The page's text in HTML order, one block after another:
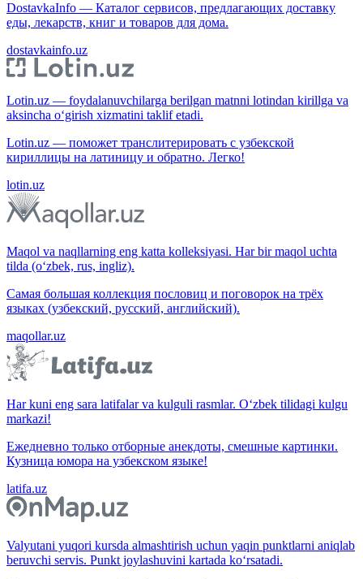
DostavkaInfo — Каталог сервисов, предлагающих доставку
еды, лекарств, книг и товаров для дома.
dostavkainfo.uz
Lotin.uz — foydalanuvchilarga berilgan matnni lotindan kirillga va
aksincha o‘girish xizmatini taklif etadi.
Lotin.uz — поможет транслитерировать с узбекской
кириллицы на латиницу и обратно. Легко!
lotin.uz
Maqol va naqllarning eng katta kolleksiyasi. Har bir maqol uchta
tilda (o‘zbek, rus, ingliz).
Самая большая коллекция пословиц и поговорок на трёх
языках (узбекский, русский, английский).
maqollar.uz
Har kuni eng sara latifalar va kulguli rasmlar. O‘zbek tilidagi kulgu
markazi!
Ежедневно только отборные анекдоты, смешные картинки.
Кузница юмора на узбекском языке!
latifa.uz
Valyutani yuqori kursda almashtirish uchun yaqin punktlarni aniqlab
beruvchi servis. Punkt joylashuvini kartada ko‘rsatadi.